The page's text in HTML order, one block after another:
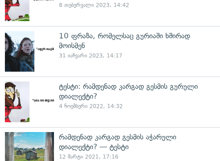
8 თებერვალი 2023, 14:42
10 ფრაზა, რომელსაც გურიაში ხშირად
მოისმენ
31 იანვარი 2023, 14:17
ტესტი: რამდენად კარგად გესმის გურული
დიალექტი?
4 ნოემბერი 2022, 14:32
რამდენად კარგად გესმის აჭარული
დიალექტი? — ტესტი
12 მარტი 2021, 17:16